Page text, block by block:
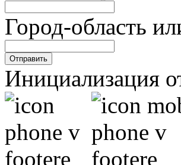
Город-область
Отправить
Инициализация